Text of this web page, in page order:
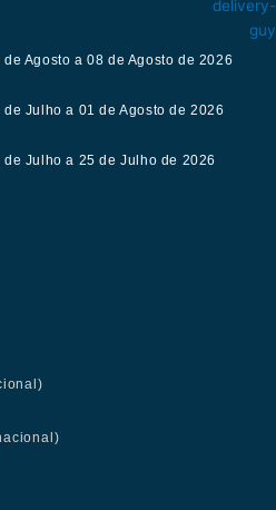
Agosto a 08 de Agosto de 2026
Julho a 01 de Agosto de 2026
Julho a 25 de Julho de 2026